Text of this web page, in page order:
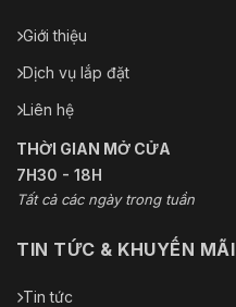
Giới thiệu
Dịch vụ lắp đặt
Liên hệ
THỜI GIAN MỞ CỬA
7H30 - 18H
Tất cả các ngày trong tuần
TIN TỨC & KHUYẾN MÃI
Tin tức